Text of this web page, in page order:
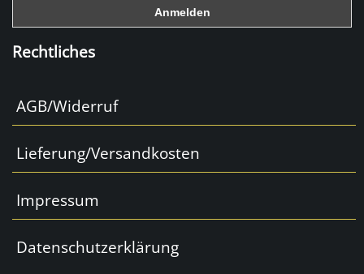
Rechtliches
AGB/Widerruf
Lieferung/Versandkosten
Impressum
Datenschutzerklärung